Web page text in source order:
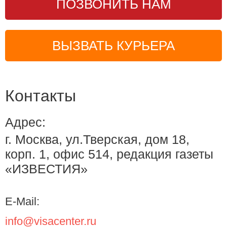
ПОЗВОНИТЬ НАМ
ВЫЗВАТЬ КУРЬЕРА
Контакты
Адрес:
г. Москва, ул.Тверская, дом 18,
корп. 1, офис 514, редакция газеты
«ИЗВЕСТИЯ»
E-Mail:
info@visacenter.ru